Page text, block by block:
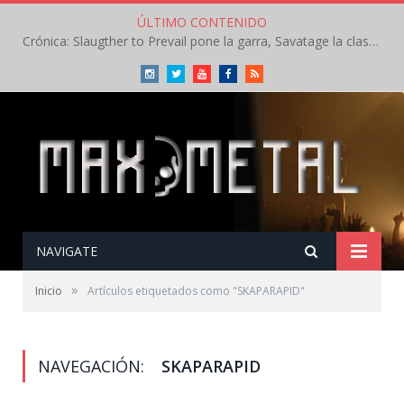
ÚLTIMO CONTENIDO
Crónica: Slaugther to Prevail pone la garra, Savatage la clase en la apertura del Leyendas del Rock – Miércoles – Agosto 2026
InstagramTwitterYoutubeFacebookRSS
NAVIGATE
Inicio » Artículos etiquetados como "SKAPARAPID"
NAVEGACIÓN: SKAPARAPID